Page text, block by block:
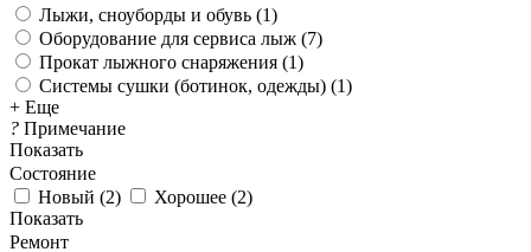
Лыжи, сноуборды и обувь (1)
Оборудование для сервисa лыж (7)
Прокат лыжного снаряжения (1)
Системы сушки (ботинок, одежды) (1)
+ Еще
? Примечание
Показать
Состояние
Новый (2) Хорошее (2)
Показать
Ремонт